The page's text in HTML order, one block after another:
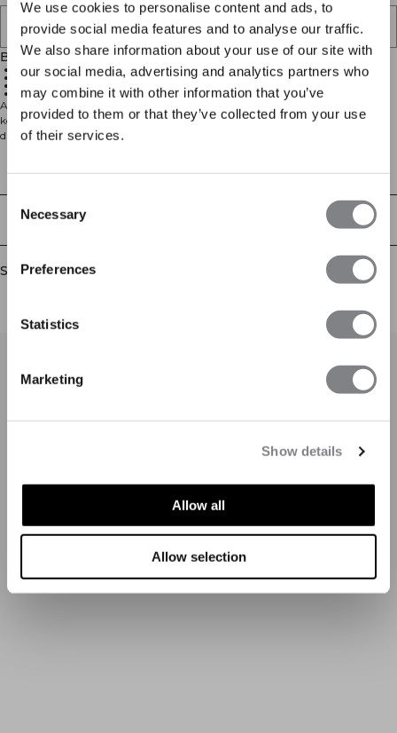
We use cookies to personalise content and ads, to
provide social media features and to analyse our traffic.
We also share information about your use of our site with
our social media, advertising and analytics partners who
may combine it with other information that you’ve
provided to them or that they’ve collected from your use
of their services.
Consent
Selection
Necessary
Preferences
Statistics
Marketing
Show details
Allow all
Allow selection
TILFØJ TIL ØNSKESKYEN
Beskrivelse
Oversize pasform
Frottéstof
Standard længde
Trykte detaljer
Afslappet frotté-T-shirt til hverdagsbrug. Everyday Oversized Terry T-shirt
kombinerer en rummelig silhuet med blød loopback-frotté for komfort hele
dagen. Den ubørstede inderside holder den let og åndbar, mens
Technical Aspects
Levering og returnering
Similar products